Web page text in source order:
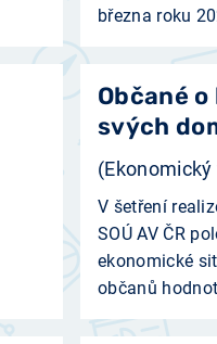
března roku
Občané
svých
(Ekonomický
V šetření
SOÚ AV ČR
ekonomické
občanů